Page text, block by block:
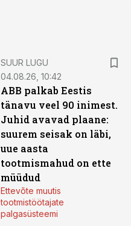
SUUR LUGU
04.08.26, 10:42
ABB palkab Eestis
tänavu veel 90 inimest.
Juhid avavad plaane:
suurem seisak on läbi,
uue aasta
tootmismahud on ette
müüdud
Ettevõte muutis
tootmistöötajate
palgasüsteemi